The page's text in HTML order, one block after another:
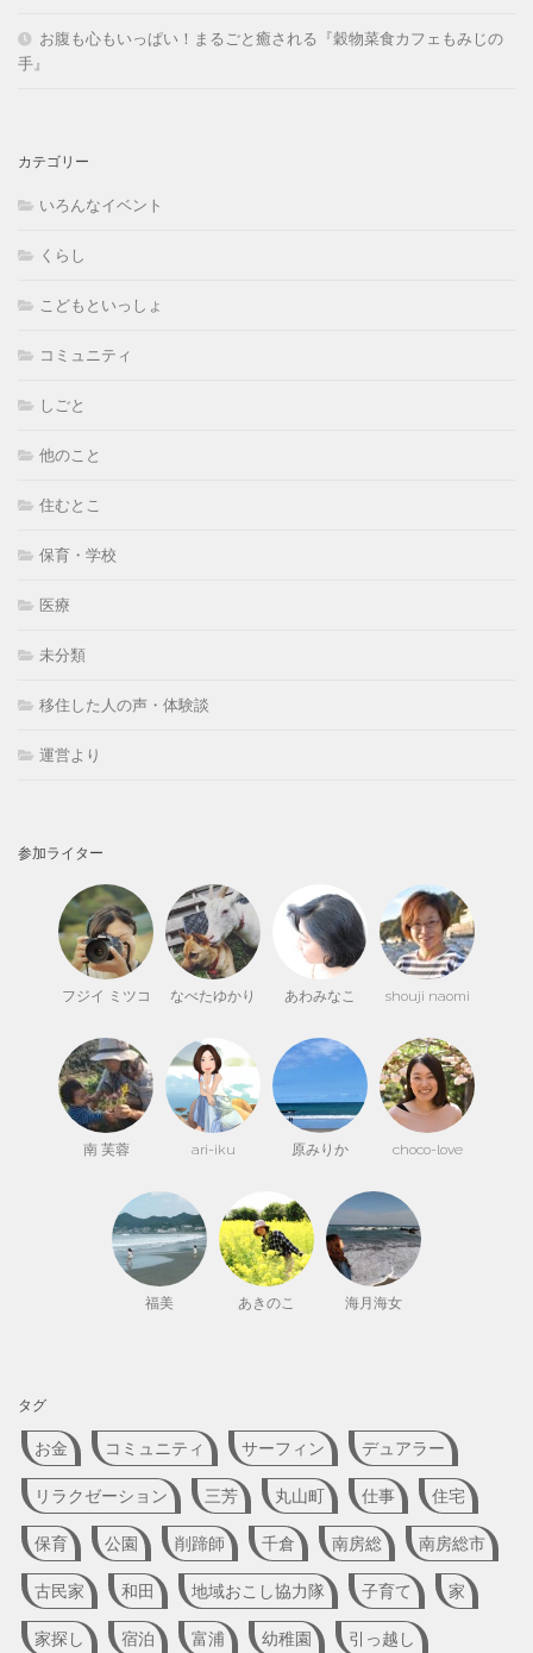
お腹も心もいっぱい！まるごと癒される『穀物菜食カフェもみじの
手』
カテゴリー
いろんなイベント
くらし
こどもといっしょ
コミュニティ
しごと
他のこと
住むとこ
保育・学校
医療
未分類
移住した人の声・体験談
運営より
参加ライター
フジイ ミツコ なべたゆかり あわみなこ shouji naomi
南 芙蓉 ari-iku 原みりか choco-love
福美 あきのこ 海月海女
タグ
お金 コミュニティ サーフィン デュアラー
リラクゼーション 三芳 丸山町 仕事 住宅
保育 公園 削蹄師 千倉 南房総 南房総市
古民家 和田 地域おこし協力隊 子育て 家
家探し 宿泊 富浦 幼稚園 引っ越し